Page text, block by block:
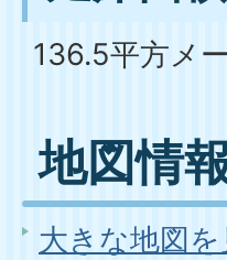
136.5平方メ
地図情
大きな地図